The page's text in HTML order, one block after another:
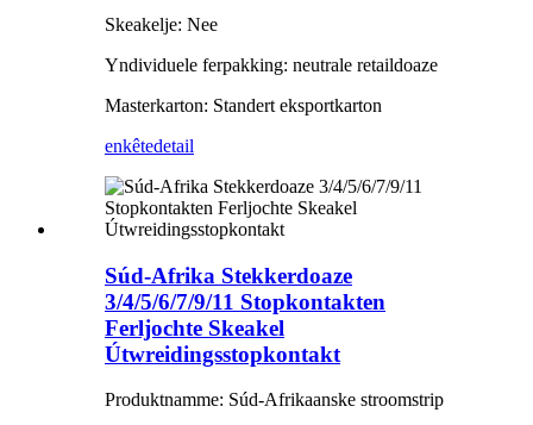
Skeakelje: Nee
Yndividuele ferpakking: neutrale retaildoaze
Masterkarton: Standert eksportkarton
enkêtedetail
Súd-Afrika Stekkerdoaze
3/4/5/6/7/9/11 Stopkontakten
Ferljochte Skeakel
Útwreidingsstopkontakt
Produktnamme: Súd-Afrikaanske stroomstrip